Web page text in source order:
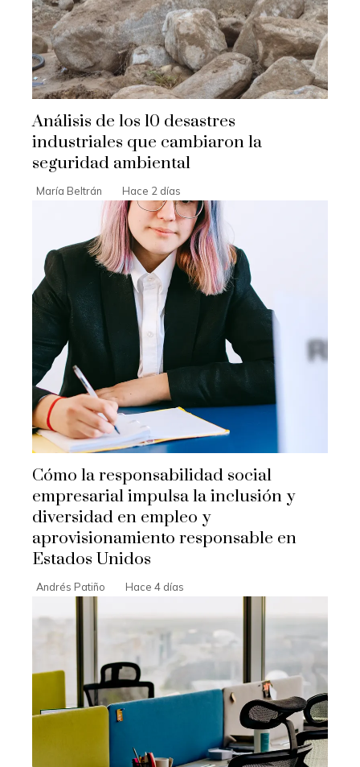
Análisis de los 10 desastres
industriales que cambiaron la
seguridad ambiental
María Beltrán Hace 2 días
Cómo la responsabilidad social
empresarial impulsa la inclusión y
diversidad en empleo y
aprovisionamiento responsable en
Estados Unidos
Andrés Patiño Hace 4 días